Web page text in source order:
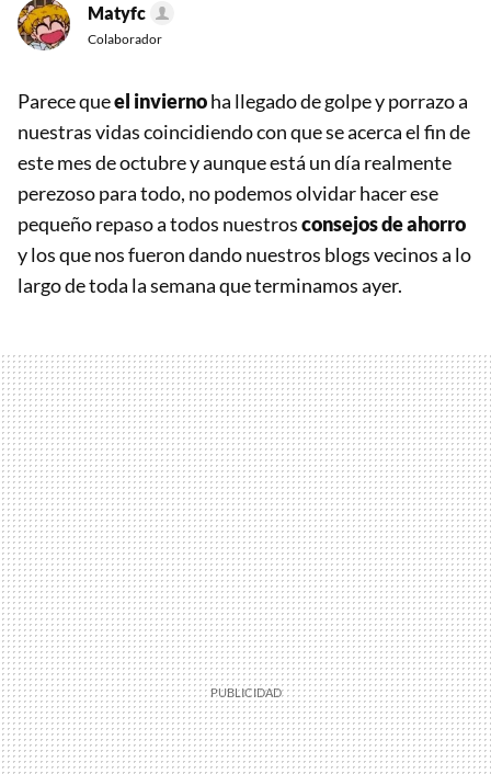
Matyfc
Colaborador
Parece queel inviernoha llegado de golpe y porrazo a
nuestras vidas coincidiendo con que se acerca el fin de
este mes de octubre y aunque está un día realmente
perezoso para todo, no podemos olvidar hacer ese
pequeño repaso a todos nuestrosconsejos de ahorro
y los que nos fueron dando nuestros blogs vecinos a lo
largo de toda la semana que terminamos ayer.